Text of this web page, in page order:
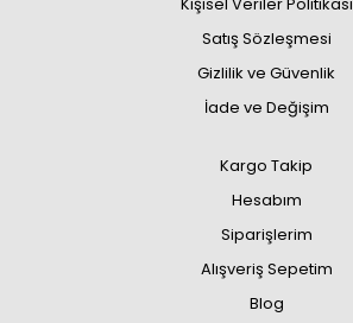
Satış Sözleşmesi
Gizlilik ve Güvenlik
İade ve Değişim
Kargo Takip
Hesabım
Siparişlerim
Alışveriş Sepetim
Blog